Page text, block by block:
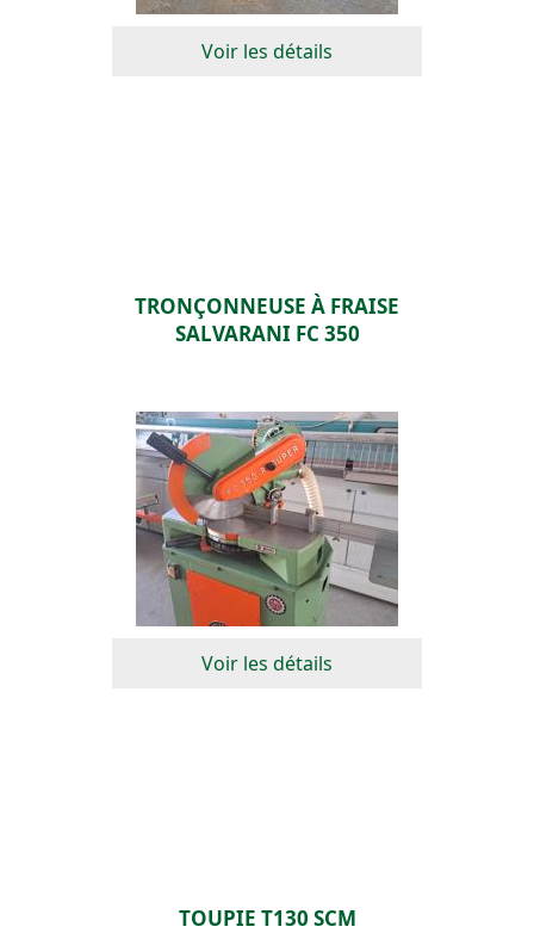
Voir les détails
TRONÇONNEUSE À FRAISE
SALVARANI FC 350
Voir les détails
TOUPIE T130 SCM